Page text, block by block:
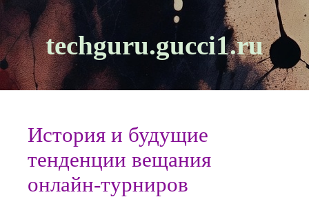
techguru.gucci1.ru
История и будущие
тенденции вещания
онлайн-турниров